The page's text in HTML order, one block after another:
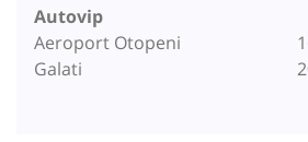
Autovip
Aeroport Otopeni
Galati